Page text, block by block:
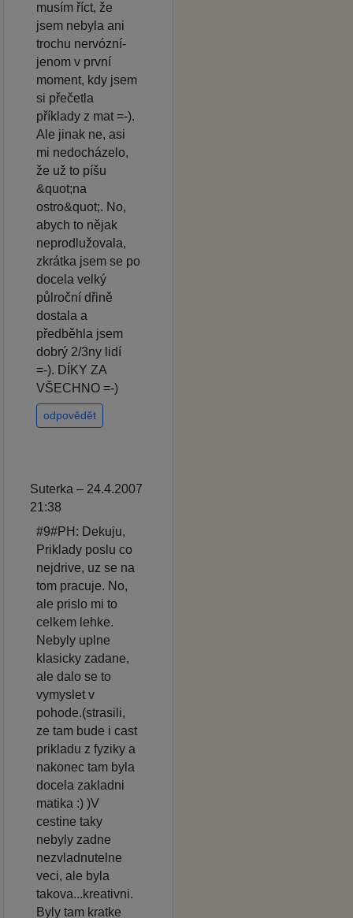
musím říct, že
jsem nebyla ani
trochu nervózní-
jenom v první
moment, kdy jsem
si přečetla
příklady z mat =-).
Ale jinak ne, asi
mi nedocházelo,
že už to píšu
&quot;na
ostro&quot;. No,
abych to nějak
neprodlužovala,
zkrátka jsem se po
docela velký
půlroční dřině
dostala a
předběhla jsem
dobrý 2/3ny lidí
=-). DÍKY ZA
VŠECHNO =-)
odpovědět
Suterka – 24.4.2007
21:38
#9#PH: Dekuju,
Priklady poslu co
nejdrive, uz se na
tom pracuje. No,
ale prislo mi to
celkem lehke.
Nebyly uplne
klasicky zadane,
ale dalo se to
vymyslet v
pohode.(strasili,
ze tam bude i cast
prikladu z fyziky a
nakonec tam byla
docela zakladni
matika :) )V
cestine taky
nebyly zadne
nezvladnutelne
veci, ale byla
takova...kreativni.
Byly tam kratke